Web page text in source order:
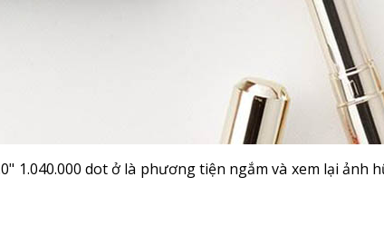
1.040.000 dot ở là phương tiện ngắm và xem lại ảnh